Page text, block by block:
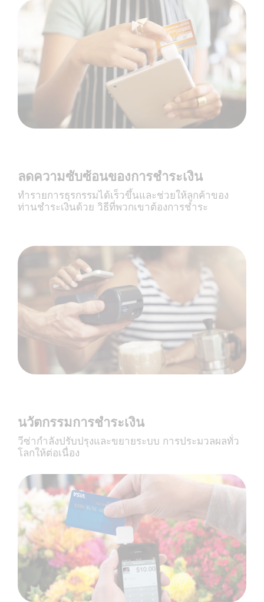
ลดความซับซ้อนของการชำระเงิน
ทำรายการธุรกรรมได้เร็วขึ้นและช่วยให้ลูกค้าของ
ท่านชำระเงินด้วย วิธีที่พวกเขาต้องการชำระ
นวัตกรรมการชำระเงิน
วีซ่ากำลังปรับปรุงและขยายระบบ การประมวลผลทั่ว
โลกให้ต่อเนื่อง